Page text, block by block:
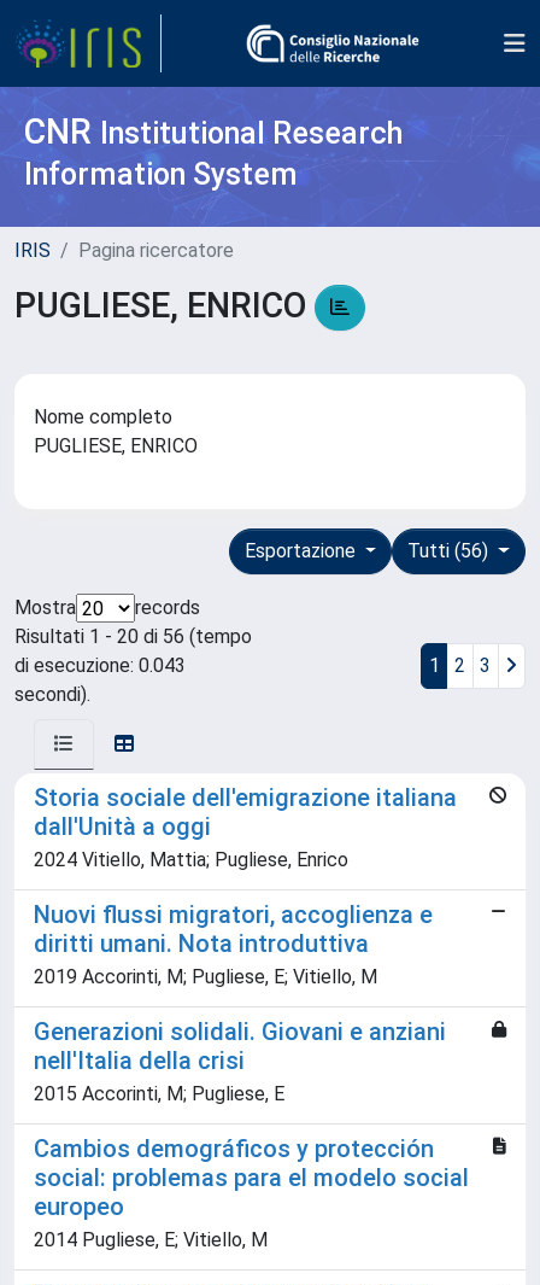
CNR Institutional Research
Information System
IRIS Pagina ricercatore
PUGLIESE, ENRICO
Nome completo
PUGLIESE, ENRICO
Tutti (56)
Esportazione
Mostra
records
Risultati 1 - 20 di 56 (tempo
di esecuzione: 0.043
secondi).
1 2 3
Storia sociale dell'emigrazione italiana
dall'Unità a oggi
2024 Vitiello, Mattia; Pugliese, Enrico
Nuovi flussi migratori, accoglienza e
diritti umani. Nota introduttiva
2019 Accorinti, M; Pugliese, E; Vitiello, M
Generazioni solidali. Giovani e anziani
nell'Italia della crisi
2015 Accorinti, M; Pugliese, E
Cambios demográficos y protección
social: problemas para el modelo social
europeo
2014 Pugliese, E; Vitiello, M